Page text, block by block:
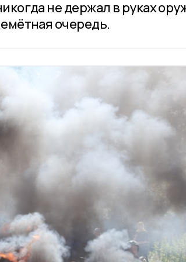
не держал в руках
очередь.